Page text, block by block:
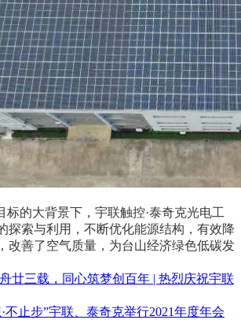
的大背景下，宇联触控·泰奇克光电工
探索与利用，不断优化能源结构，有效降
改善了空气质量，为台山经济绿色低碳发
廿三载，同心筑梦创百年 | 热烈庆祝宇联
不止步”宇联、泰奇克举行2021年度年会